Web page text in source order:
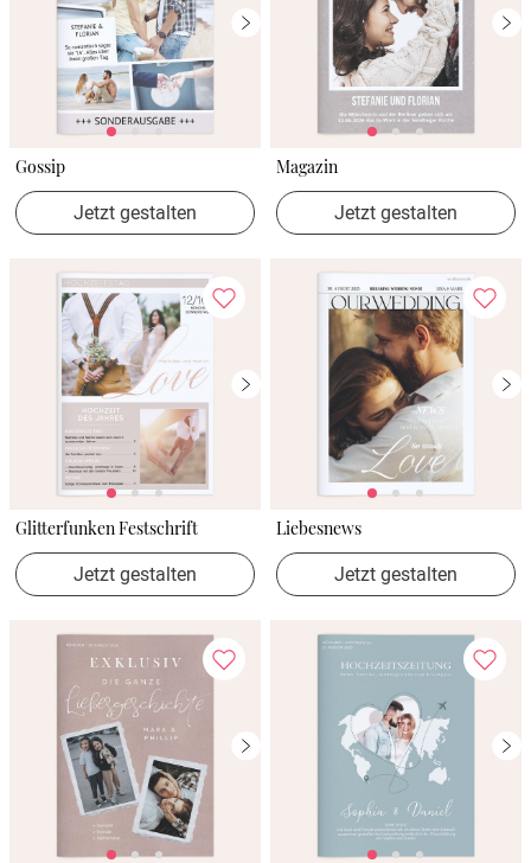
Gossip
Jetzt gestalten
Magazin
Jetzt gestalten
Glitterfunken Festschrift
Jetzt gestalten
Liebesnews
Jetzt gestalten